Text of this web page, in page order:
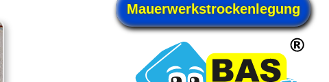
Mauerwerks­trockenlegung